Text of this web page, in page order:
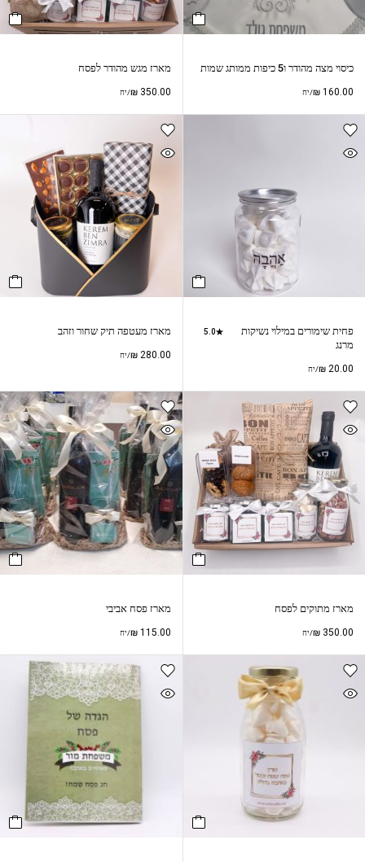
כיסוי מצה מהודר ו5 כיפות ממותג שמות
₪ 160.00 /יח
מארז מגש מהודר לפסח
₪350.00 /יח
פחית שימורים במילוי נשיקות
מרנג
5.0
₪ 20.00 /יח
מארז מעטפה תיק שחור וזהב
₪280.00 /יח
מארז מתוקים לפסח
₪ 350.00 /יח
מארז פסח אביבי
₪115.00 /יח